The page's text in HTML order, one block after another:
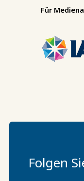
Für
Folgen